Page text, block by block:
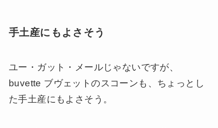
手土産にもよさそう
ユー・ガット・メールじゃないですが、
buvette ブヴェットのスコーンも、ちょっとし
た手土産にもよさそう。